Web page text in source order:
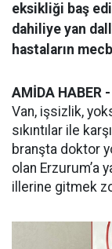
eksikliği baş
dahiliye yan
hastaların
AMİDA HABER -
Van, işsizlik,
sıkıntılar ile
branşta doktor
olan Erzurum’a
illerine gitmek